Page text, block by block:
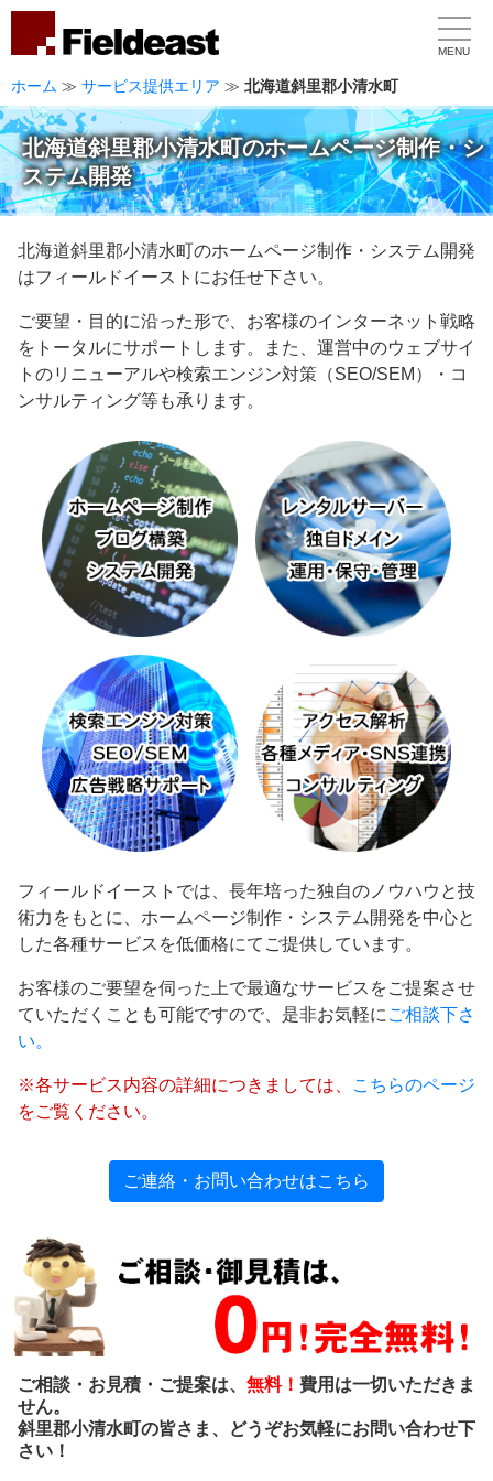
MENU
ホーム ≫ サービス提供エリア ≫ 北海道斜里郡小清水町
北海道斜里郡小清水町のホームページ制作・シ
ステム開発
北海道斜里郡小清水町のホームページ制作・システム開発
はフィールドイーストにお任せ下さい。
ご要望・目的に沿った形で、お客様のインターネット戦略
をトータルにサポートします。また、運営中のウェブサイ
トのリニューアルや検索エンジン対策（SEO/SEM）・コ
ンサルティング等も承ります。
フィールドイーストでは、長年培った独自のノウハウと技
術力をもとに、ホームページ制作・システム開発を中心と
した各種サービスを低価格にてご提供しています。
お客様のご要望を伺った上で最適なサービスをご提案させ
ていただくことも可能ですので、是非お気軽に ご相談下さ
い。
※各サービス内容の詳細につきましては、
こちらのページ
をご覧ください。
ご連絡・お問い合わせはこちら
ご相談・お見積・ご提案は、 無料！ 費用は一切いただきま
せん。
斜里郡小清水町の皆さま、どうぞお気軽にお問い合わせ下
さい！